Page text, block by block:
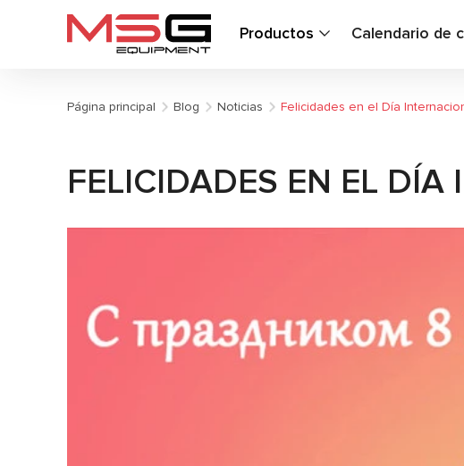
Productos Calendario de
Página principal Blog Noticias Felicidades en el Día
FELICIDADES EN EL